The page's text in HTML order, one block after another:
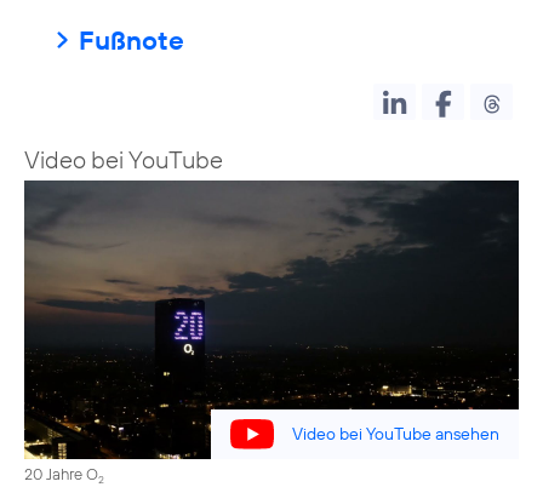
Fußnote
Video bei YouTube
Video bei YouTube ansehen
20 Jahre O2